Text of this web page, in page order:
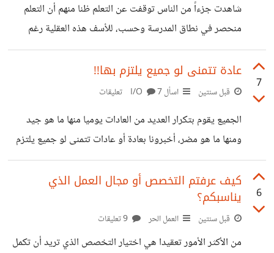
شاهدت جزءاً من الناس توقفت عن التعلم ظنا منهم أن التعلم
منحصر في نطاق المدرسة وحسب، للأسف هذه العقلية رغم
رواجها بين الأفراد إلا أنها كالطاعون الذي يدب في الجسم رويداً
رويداً إلى أن يفتك به كاملاً. فمن دون التعلم، لن يمكننا أن نطور
أنفسنا في شتى مجالات حياتنا سواء أكانت عمل أو عائلة أو
قطعنا محطة المدرسة، فالمدرسة ما هي إلا جزء من حياتنا. ما هو
رأيكم؟ هل
7
عادة تتمنى لو جميع يلتزم بها!!
قبل سنتين اسأل I/O7 تعليقات
الجميع يقوم بتكرار العديد من العادات يوميا منها ما هو جيد
ومنها ما هو مضر، أخبرونا بعادة أو عادات تتمنى لو جميع يلتزم
بها! وفقكم الله.
6
كيف عرفتم التخصص أو مجال العمل الذي
يناسبكم؟
قبل سنتين العمل الحر
من الأكثر الأمور تعقيدا هي اختيار التخصص الذي تريد أن تكمل